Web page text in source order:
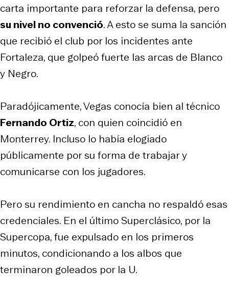
carta importante para reforzar la defensa, pero
su nivel no convenció. A esto se suma la sanción
que recibió el club por los incidentes ante
Fortaleza, que golpeó fuerte las arcas de Blanco
y Negro.
Paradójicamente, Vegas conocía bien al técnico
Fernando Ortiz, con quien coincidió en
Monterrey. Incluso lo había elogiado
públicamente por su forma de trabajar y
comunicarse con los jugadores.
Pero su rendimiento en cancha no respaldó esas
credenciales. En el último Superclásico, por la
Supercopa, fue expulsado en los primeros
minutos, condicionando a los albos que
terminaron goleados por la U.